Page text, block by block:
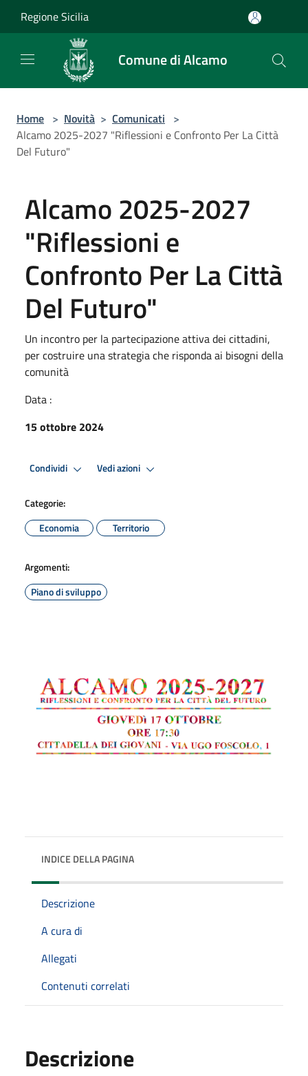
Regione Sicilia
Comune di Alcamo
Home > Novità > Comunicati >
Alcamo 2025-2027 "Riflessioni e Confronto Per La Città
Del Futuro"
Alcamo 2025-2027
"Riflessioni e
Confronto Per La Città
Del Futuro"
Un incontro per la partecipazione attiva dei cittadini,
per costruire una strategia che risponda ai bisogni della
comunità
Data :
15 ottobre 2024
Condividi Vedi azioni
Categorie:
Economia
Territorio
Argomenti:
Piano di sviluppo
INDICE DELLA PAGINA
Descrizione
A cura di
Allegati
Contenuti correlati
Descrizione